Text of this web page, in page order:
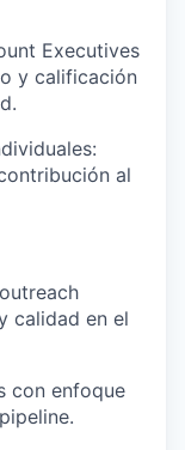
Executives
y calificación
al
calidad en el
con enfoque